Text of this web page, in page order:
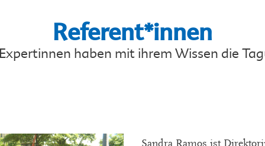
Referent*innen
haben mit ihrem Wissen die
Sandra Ramos ist